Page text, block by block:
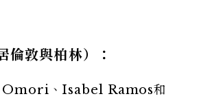
倫敦與柏林）：
Omori、Isabel Ramos和